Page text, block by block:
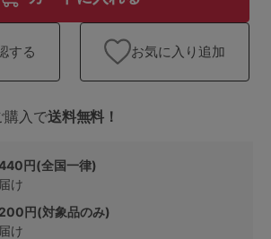
検索を閉じる
する お気に入り追加
購入で送料無料！
円(全国一律)
け
円(対象品のみ)
け